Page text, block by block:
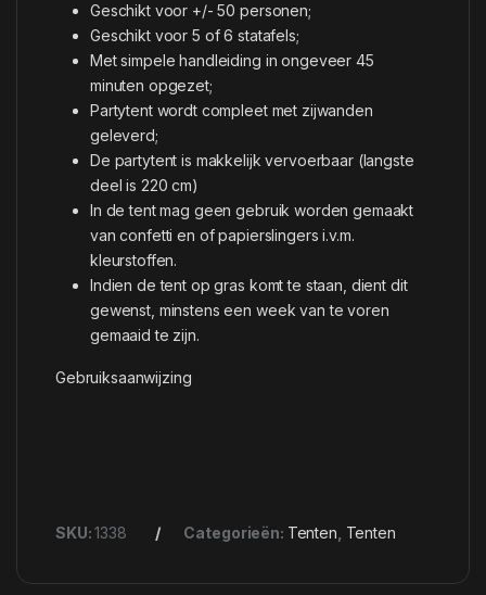
Geschikt voor +/- 50 personen;
Geschikt voor 5 of 6 statafels;
Met simpele handleiding in ongeveer 45
minuten opgezet;
Partytent wordt compleet met zijwanden
geleverd;
De partytent is makkelijk vervoerbaar (langste
deel is 220 cm)
In de tent mag geen gebruik worden gemaakt
van confetti en of papierslingers i.v.m.
kleurstoffen.
Indien de tent op gras komt te staan, dient dit
gewenst, minstens een week van te voren
gemaaid te zijn.
Gebruiksaanwijzing
SKU:1338 Categorieën: Tenten Tenten